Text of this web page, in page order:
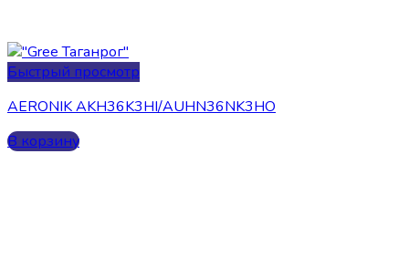
Быстрый просмотр
AERONIK AKH36K3HI/AUHN36NK3HO
В корзину